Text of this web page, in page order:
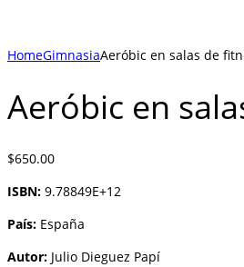
HomeGimnasiaAeróbic en salas de
Aeróbic en
$650.00
ISBN: 9.78849E+12
País: España
Autor: Julio Dieguez Papí